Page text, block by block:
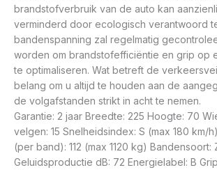
brandstofverbruik van de auto kan
verminderd door ecologisch verantwoord
bandenspanning zal regelmatig
worden om brandstofefficiëntie en grip op
te optimaliseren. Wat betreft de
belang om u altijd te houden aan de
de volgafstanden strikt in acht te nemen.
Garantie: 2 jaar Breedte: 225 Hoogte: 70
velgen: 15 Snelheidsindex: S (max 180 km/
(per band): 112 (max 1120 kg) Bandensoort:
Geluidsproductie dB: 72 Energielabel: B